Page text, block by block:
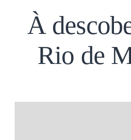
Junta de
Assembleia
Notícias e
À
Rio de